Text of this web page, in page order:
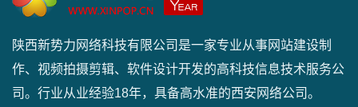
陕西新势力网络科技有限公司是一家专业从事网站建设制
作、视频拍摄剪辑、软件设计开发的高科技信息技术服务公
司。行业从业经验18年，具备高水准的西安网络公司。